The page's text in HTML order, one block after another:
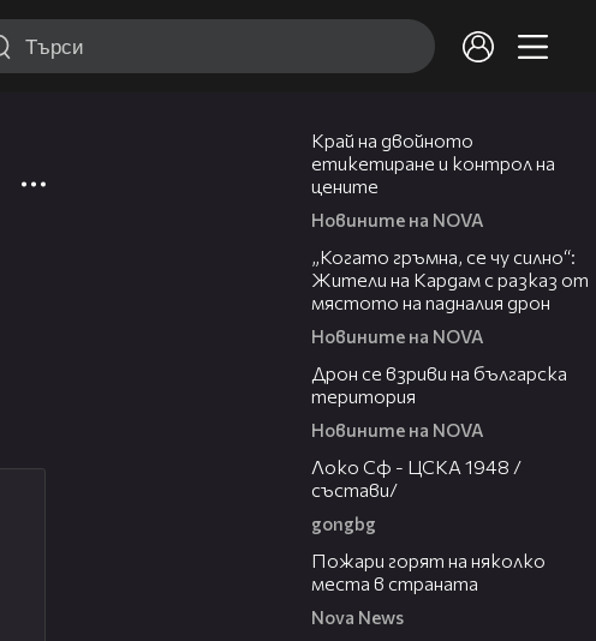
Край на двойното
етикетиране и контрол на
цените
Новините на NOVA
„Когато гръмна, се чу силно“:
Жители на Кардам с разказ от
мястото на падналия дрон
Новините на NOVA
Дрон се взриви на българска
територия
Новините на NOVA
Локо Сф - ЦСКА 1948 /
състави/
gongbg
Пожари горят на няколко
места в страната
Nova News